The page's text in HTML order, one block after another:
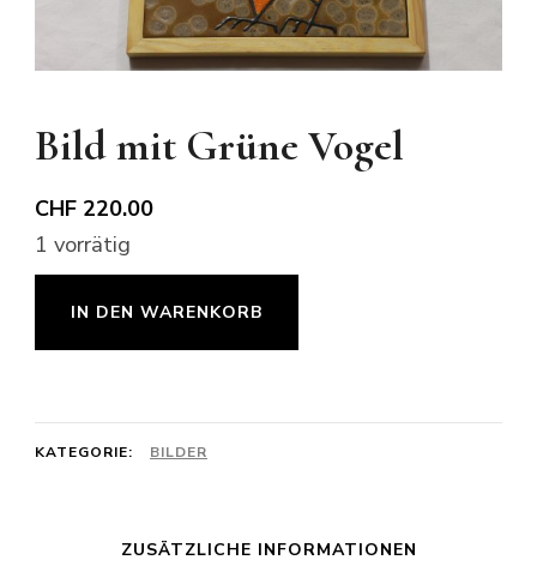
Bild mit Grüne Vogel
CHF 220.00
1 vorrätig
Menge
IN DEN WARENKORB
KATEGORIE: BILDER
ZUSÄTZLICHE INFORMATIONEN